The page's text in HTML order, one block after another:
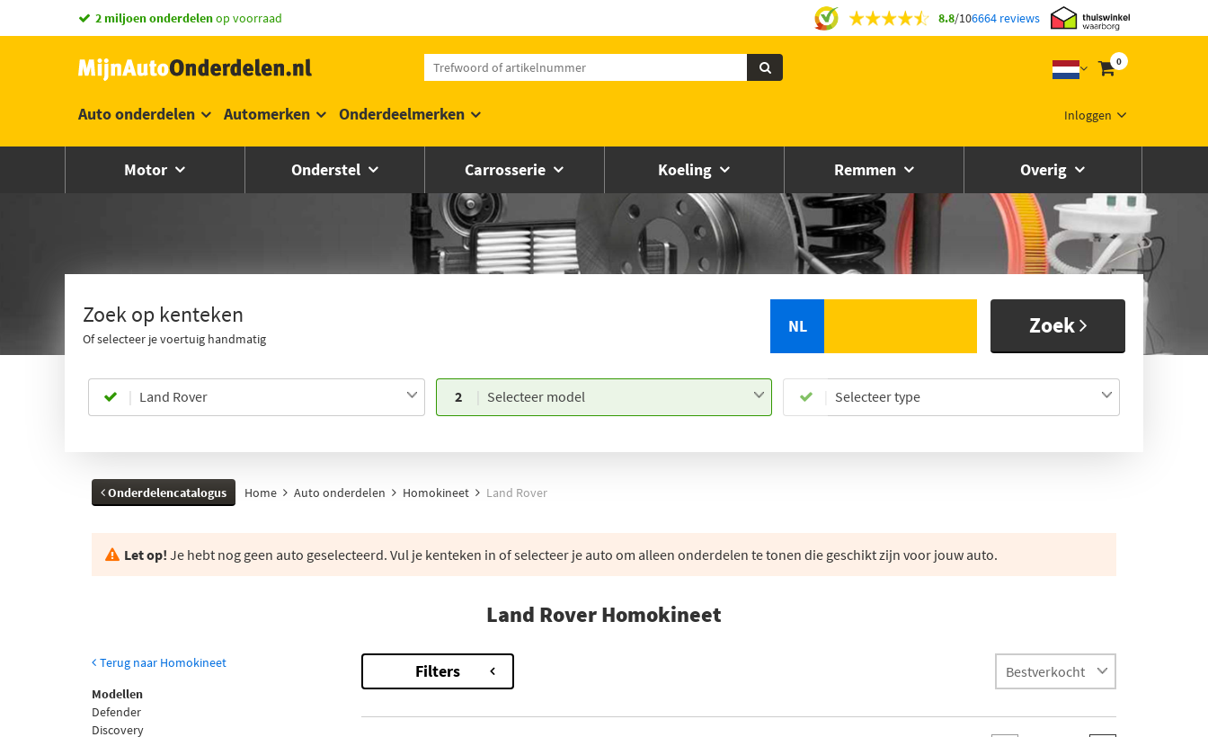
vandaag besteld,morgen in huis * 8.8/106664 reviews
0
Inloggen
Auto onderdelen Automerken Onderdeelmerken
Motor Onderstel Carrosserie Koeling Remmen Overig
Zoek op kenteken
Of selecteer je voertuig handmatig
NL Zoek
Land Rover 2 Selecteer model Selecteer type
Onderdelencatalogus Home Auto onderdelen Homokineet Land Rover
Let op! Je hebt nog geen auto geselecteerd. Vul je kenteken in of selecteer je auto om alleen onderdelen te tonen die geschikt zijn voor jouw auto.
Land Rover Homokineet
Terug naar Homokineet
Modellen
Defender
Discovery
Filters